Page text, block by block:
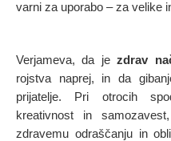
varni za uporabo – za velike
Verjameva, da jezdrav
rojstva naprej, in da
prijatelje. Pri otrocih
kreativnost in
zdravemu odraščanju in